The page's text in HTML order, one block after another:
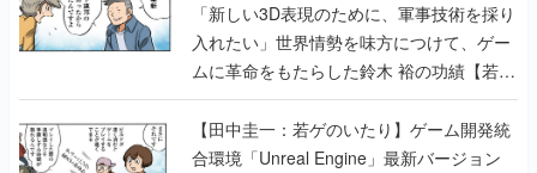
「新しい3D表現のために、軍事技術を採り
入れたい」世界情勢を味方につけて、ゲー
ムに革命をもたらした鈴木 裕の功績【若ゲ
のいたり】
【田中圭一：若ゲのいたり】ゲーム開発統
合環境「Unreal Engine」最新バージョン